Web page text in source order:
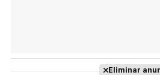
Eliminar